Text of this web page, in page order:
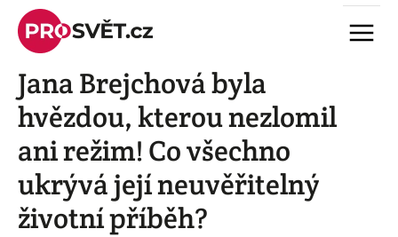
Skip
content
Menu
Jana Brejchová byla
hvězdou, kterou nezlomil
ani režim! Co všechno
ukrývá její neuvěřitelný
životní příběh?